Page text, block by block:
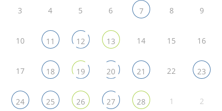
3 4 5 6 7 8 9
10 11 12 13 14 15 16
17 18 19 20 21 22 23
24 25 26 27 28 1 2